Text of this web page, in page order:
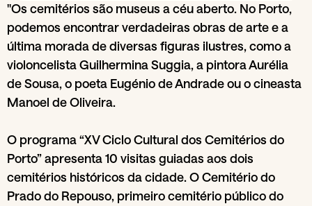
"Os cemitérios são museus a céu aberto. No Porto,
podemos encontrar verdadeiras obras de arte e a
última morada de diversas figuras ilustres, como a
violoncelista Guilhermina Suggia, a pintora Aurélia
de Sousa, o poeta Eugénio de Andrade ou o cineasta
Manoel de Oliveira.
O programa “XV Ciclo Cultural dos Cemitérios do
Porto” apresenta 10 visitas guiadas aos dois
cemitérios históricos da cidade. O Cemitério do
Prado do Repouso, primeiro cemitério público do